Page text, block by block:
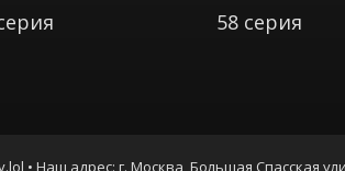
58 серия
• Наш адрес: г. Москва, Большая Спасская